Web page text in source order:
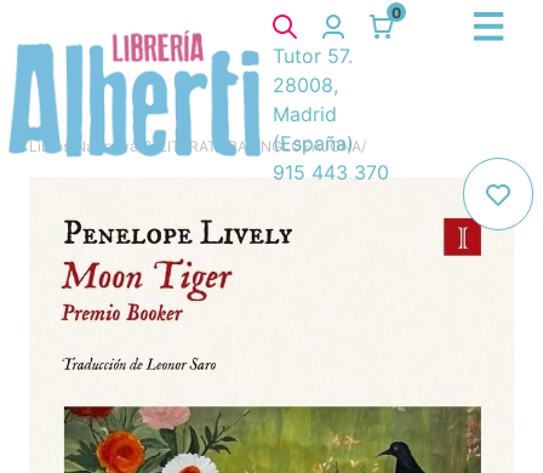
0
Tutor 57.
28008,
Madrid
(España)
915 443 370
Libros Narrativa/ 8. LITERATURA ANGLOSAJONA/